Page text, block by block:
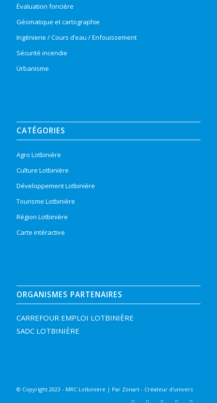
Évaluation foncière
Géomatique et cartographie
Ingénierie / Cours d’eau / Enfouissement
Sécurité incendie
Urbanisme
CATÉGORIES
Agro Lotbinière
Culture Lotbinière
Développement Lotbinière
Tourisme Lotbinière
Région Lotbinière
Carte intéractive
ORGANISMES PARTENAIRES
CARREFOUR EMPLOI LOTBINIÈRE
SADC LOTBINIÈRE
© Copyright 2023 - MRC Lotbinière | Par Zonart - Créateur d'univers